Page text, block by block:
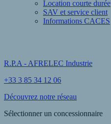
Location courte durée
SAV et service client
Informations CACES
R.P.A - AFRELEC Industrie
+33 3 85 34 12 06
Découvrez notre réseau
Sélectionner un concessionnaire